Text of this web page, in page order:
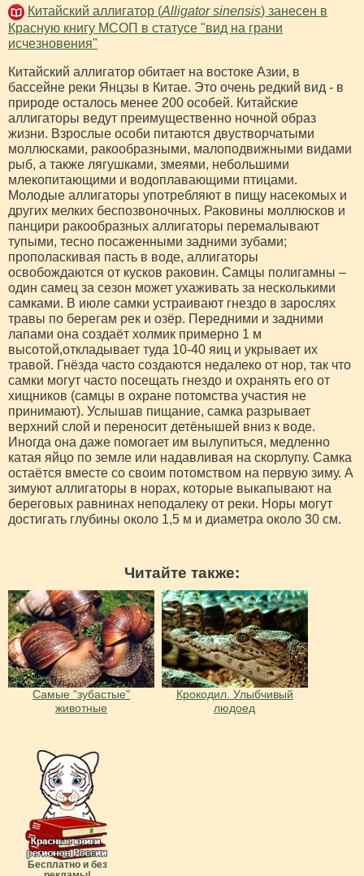
Китайский аллигатор (Alligator sinensis) занесен в
Красную книгу МСОП в статусе "вид на грани
исчезновения"
Китайский аллигатор обитает на востоке Азии, в
бассейне реки Янцзы в Китае. Это очень редкий вид - в
природе осталось менее 200 особей. Китайские
аллигаторы ведут преимущественно ночной образ
жизни. Взрослые особи питаются двустворчатыми
моллюсками, ракообразными, малоподвижными видами
рыб, а также лягушками, змеями, небольшими
млекопитающими и водоплавающими птицами.
Молодые аллигаторы употребляют в пищу насекомых и
других мелких беспозвоночных. Раковины моллюсков и
панцири ракообразных аллигаторы перемалывают
тупыми, тесно посаженными задними зубами;
прополаскивая пасть в воде, аллигаторы
освобождаются от кусков раковин. Самцы полигамны –
один самец за сезон может ухаживать за несколькими
самками. В июле самки устраивают гнездо в зарослях
травы по берегам рек и озёр. Передними и задними
лапами она создаёт холмик примерно 1 м
высотой,откладывает туда 10-40 яиц и укрывает их
травой. Гнёзда часто создаются недалеко от нор, так что
самки могут часто посещать гнездо и охранять его от
хищников (самцы в охране потомства участия не
принимают). Услышав пищание, самка разрывает
верхний слой и переносит детёнышей вниз к воде.
Иногда она даже помогает им вылупиться, медленно
катая яйцо по земле или надавливая на скорлупу. Самка
остаётся вместе со своим потомством на первую зиму. А
зимуют аллигаторы в норах, которые выкапывают на
береговых равнинах неподалеку от реки. Норы могут
достигать глубины около 1,5 м и диаметра около 30 см.
Читайте также:
Самые "зубастые"
животные
Крокодил. Улыбчивый
людоед
Бесплатно и без